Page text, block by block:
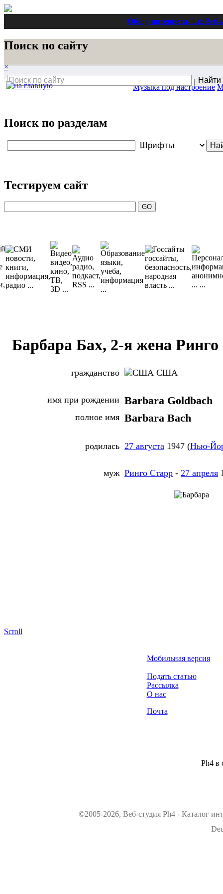
Обзор интернета- LiteВеб-
Поиск по сайту
×
Поиск по разделам
Тестируем сайт
Музыка под настроение
Барбара Бах, 2-я жена
гражданство США
имя при рождении Barbara Goldbach
полное имя Barbara Bach
родилась 27 августа 1947 (Нью-
муж Ринго Старр - 27 апреля
Scroll
Мобильная версия
Подать статью
Рассылка
О нас
Почта
Ph4 в
©2005-2026, Веб-студия Ph4 - Каталог